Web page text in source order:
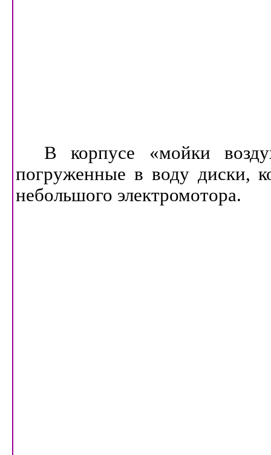
В корпусе «мойки
погруженные в воду диски,
небольшого электромотора.